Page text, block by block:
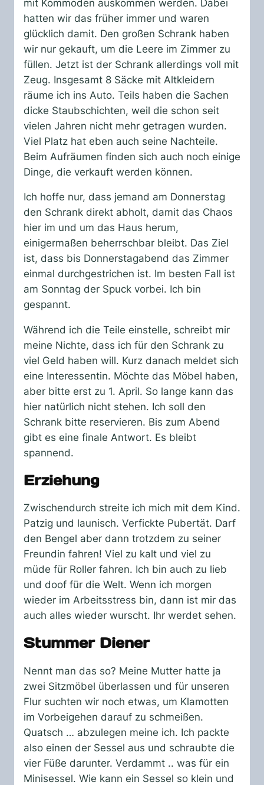
mit Kommoden auskommen werden. Dabei
hatten wir das früher immer und waren
glücklich damit. Den großen Schrank haben
wir nur gekauft, um die Leere im Zimmer zu
füllen. Jetzt ist der Schrank allerdings voll mit
Zeug. Insgesamt 8 Säcke mit Altkleidern
räume ich ins Auto. Teils haben die Sachen
dicke Staubschichten, weil die schon seit
vielen Jahren nicht mehr getragen wurden.
Viel Platz hat eben auch seine Nachteile.
Beim Aufräumen finden sich auch noch einige
Dinge, die verkauft werden können.
Ich hoffe nur, dass jemand am Donnerstag
den Schrank direkt abholt, damit das Chaos
hier im und um das Haus herum,
einigermaßen beherrschbar bleibt. Das Ziel
ist, dass bis Donnerstagabend das Zimmer
einmal durchgestrichen ist. Im besten Fall ist
am Sonntag der Spuck vorbei. Ich bin
gespannt.
Während ich die Teile einstelle, schreibt mir
meine Nichte, dass ich für den Schrank zu
viel Geld haben will. Kurz danach meldet sich
eine Interessentin. Möchte das Möbel haben,
aber bitte erst zu 1. April. So lange kann das
hier natürlich nicht stehen. Ich soll den
Schrank bitte reservieren. Bis zum Abend
gibt es eine finale Antwort. Es bleibt
spannend.
Erziehung
Zwischendurch streite ich mich mit dem Kind.
Patzig und launisch. Verfickte Pubertät. Darf
den Bengel aber dann trotzdem zu seiner
Freundin fahren! Viel zu kalt und viel zu
müde für Roller fahren. Ich bin auch zu lieb
und doof für die Welt. Wenn ich morgen
wieder im Arbeitsstress bin, dann ist mir das
auch alles wieder wurscht. Ihr werdet sehen.
Stummer Diener
Nennt man das so? Meine Mutter hatte ja
zwei Sitzmöbel überlassen und für unseren
Flur suchten wir noch etwas, um Klamotten
im Vorbeigehen darauf zu schmeißen.
Quatsch … abzulegen meine ich. Ich packte
also einen der Sessel aus und schraubte die
vier Füße darunter. Verdammt .. was für ein
Minisessel. Wie kann ein Sessel so klein und